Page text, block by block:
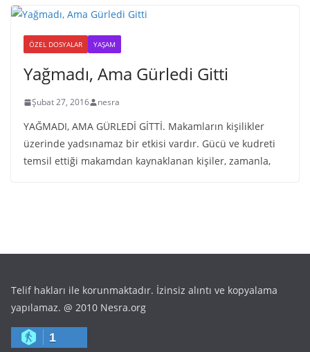
ÖZEL DOSYALAR YAŞAM
Yağmadı, Ama Gürledi Gitti
Şubat 27, 2016 nesra
YAĞMADI, AMA GÜRLEDİ GİTTİ. Makamların kişilikler
üzerinde yadsınamaz bir etkisi vardır. Gücü ve kudreti
temsil ettiği makamdan kaynaklanan kişiler, zamanla,
Telif hakları ile korunmaktadır. İzinsiz alıntı ve kopyalama
yapılamaz. @ 2010 Nesra.org
1